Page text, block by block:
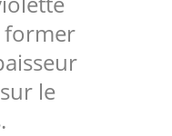
former
le